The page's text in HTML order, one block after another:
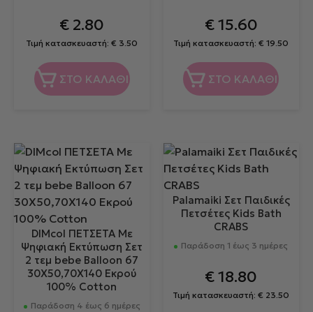
€ 2.80
Τιμή κατασκευαστή:€ 3.50
ΣΤΟ ΚΑΛΑΘΙ
€15.60
Τιμή κατασκευαστή:€ 19.50
ΣΤΟ ΚΑΛΑΘΙ
DIMcol ΠΕΤΣΕΤΑ Με
Ψηφιακή Εκτύπωση Σετ
2 τεμ bebe Balloon 67
30X50,70X140 Εκρού
100% Cotton
Παράδοση 4 έως 6 ημέρες
Palamaiki Σετ Παιδικές
Πετσέτες Kids Bath
CRABS
Παράδοση 1 έως 3 ημέρες
€18.80
Τιμή κατασκευαστή:€ 23.50